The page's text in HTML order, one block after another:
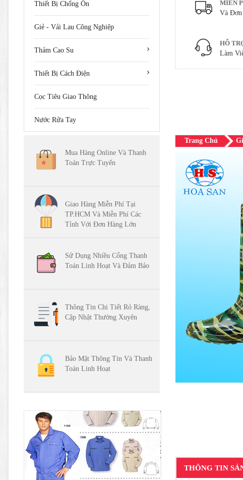
Thiết Bị Chống Ồn
Giẻ - Vải Lau Công Nghiệp
Thảm Cao Su
Thiết Bị Cách Điện
Cọc Tiêu Giao Thông
Nước Rửa Tay
MIỄN
Và
HỖ
Làm
Mua Hàng Online Và Thanh
Toán Trực Tuyến
Giao Hàng Miễn Phí Tại
TP.HCM Và Miễn Phí Các
Tỉnh Với Đơn Hàng Lớn
Sử Dụng Nhiều Cổng Thanh
Toán Linh Hoạt Và Đảm Bảo
Thông Tin Chi Tiết Rỏ Ràng,
Cập Nhật Thường Xuyên
Bảo Mật Thông Tin Và Thanh
Toán Linh Hoạt
Trang Chủ
THÔNG TIN